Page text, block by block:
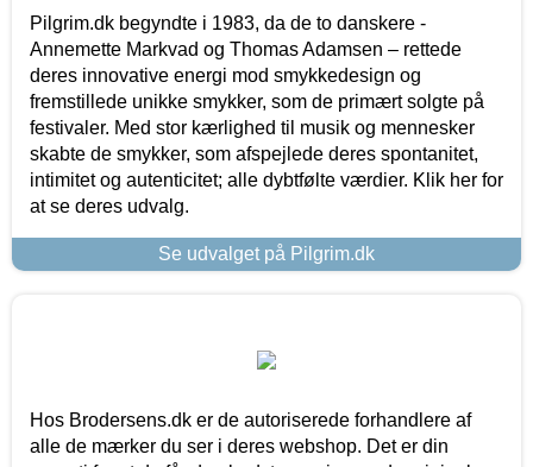
Pilgrim.dk begyndte i 1983, da de to danskere -
Annemette Markvad og Thomas Adamsen – rettede
deres innovative energi mod smykkedesign og
fremstillede unikke smykker, som de primært solgte på
festivaler. Med stor kærlighed til musik og mennesker
skabte de smykker, som afspejlede deres spontanitet,
intimitet og autenticitet; alle dybtfølte værdier. Klik her for
at se deres udvalg.
Se udvalget på Pilgrim.dk
Hos Brodersens.dk er de autoriserede forhandlere af
alle de mærker du ser i deres webshop. Det er din